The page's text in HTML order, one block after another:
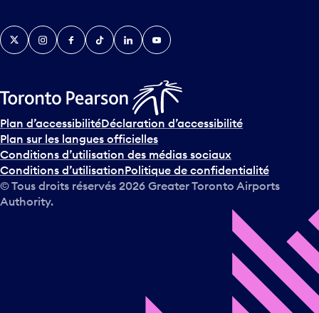
TwitterInstagramFacebook
TikTokLinkedInYouTube
Plan d’accessibilitéDéclaration d’accessibilité
Plan sur les langues officielles
Conditions d’utilisation des médias sociaux
Conditions d’utilisationPolitique de confidentialité
© Tous droits réservés 2026 Greater Toronto Airports
Authority.